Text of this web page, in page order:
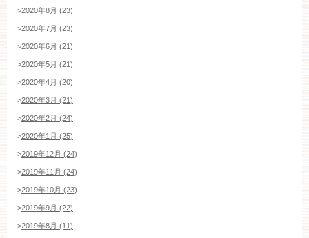
>2020年8月 (23)
>2020年7月 (23)
>2020年6月 (21)
>2020年5月 (21)
>2020年4月 (20)
>2020年3月 (21)
>2020年2月 (24)
>2020年1月 (25)
>2019年12月 (24)
>2019年11月 (24)
>2019年10月 (23)
>2019年9月 (22)
>2019年8月 (11)